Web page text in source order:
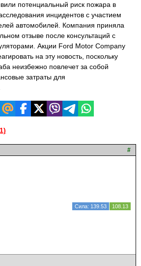
потенциальный риск пожара в
инцидентов с участием
автомобилей. Компания приняла
отзыве после консультаций с
Акции Ford Motor Company
на эту новость, поскольку
неизбежно повлечет за собой
затраты для
#
Сила: 139.53 108.13